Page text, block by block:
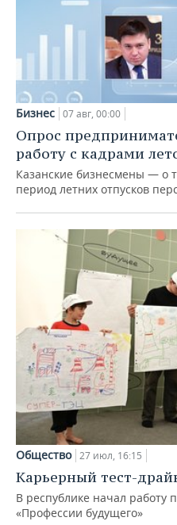
Бизнес 07 авг, 00:00
Опрос
работу с кадрами
Казанские бизнесмены — о
период летних отпусков
Общество 27 июл, 16:15
Карьерный тест-
В республике начал
«Профессии будущего»